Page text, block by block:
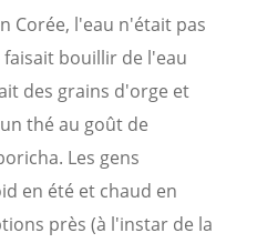
Corée, l'eau n'était pas
bouillir de l'eau
des grains d'orge et
thé au goût de
Les gens
en été et chaud en
près (à l'instar de la